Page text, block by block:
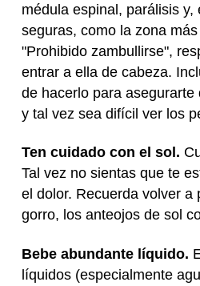
médula espinal, parálisis
seguras, como la zona
"Prohibido zambullirse",
entrar a ella de cabeza.
de hacerlo para
y tal vez sea difícil ver los
Ten cuidado con el sol.
Tal vez no sientas que te
el dolor. Recuerda volver a
gorro, los anteojos de sol
Bebe abundante líquido.
líquidos (especialmente